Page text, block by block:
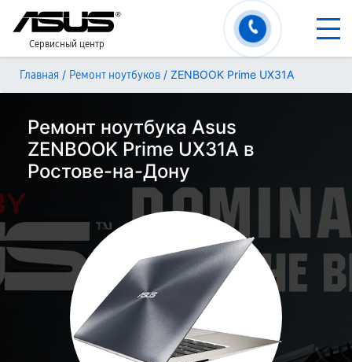
Сервисный центр
Главная / Ремонт ноутбуков / ZENBOOK Prime UX31A
Ремонт ноутбука Asus
ZENBOOK Prime UX31A в
Ростове-на-Дону